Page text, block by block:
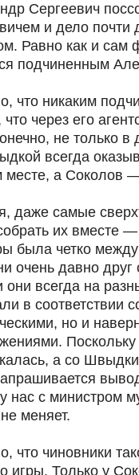
Сергеевич
и дело почти
Равно как и сам
подчиненным
что никаким
что через его
не только
всегда
месте, а Соколов
даже самые
их вместе
была четко
очень давно друг
они всегда на
в соответствии
но и
а со
нас с министром
меняет.
что чиновники
игры. Только у